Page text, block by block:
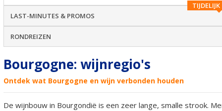
TIJDELIJK
LAST-MINUTES & PROMOS
RONDREIZEN
Bourgogne: wijnregio's
Ontdek wat Bourgogne en wijn verbonden houden
De wijnbouw in Bourgondië is een zeer lange, smalle strook.